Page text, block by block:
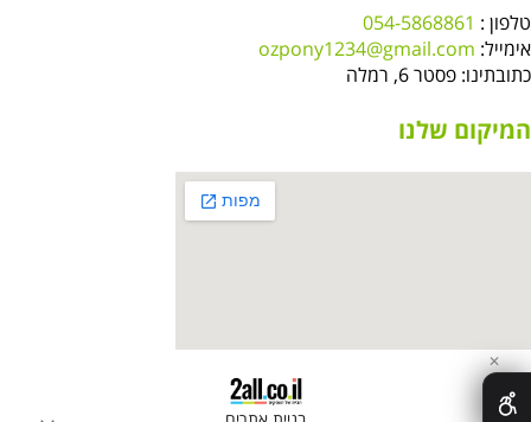
טלפון : 054-5868861
אימייל: ozpony1234@gmail.com
כתובתינו: פסטר 6, רמלה
המיקום שלנו
✕